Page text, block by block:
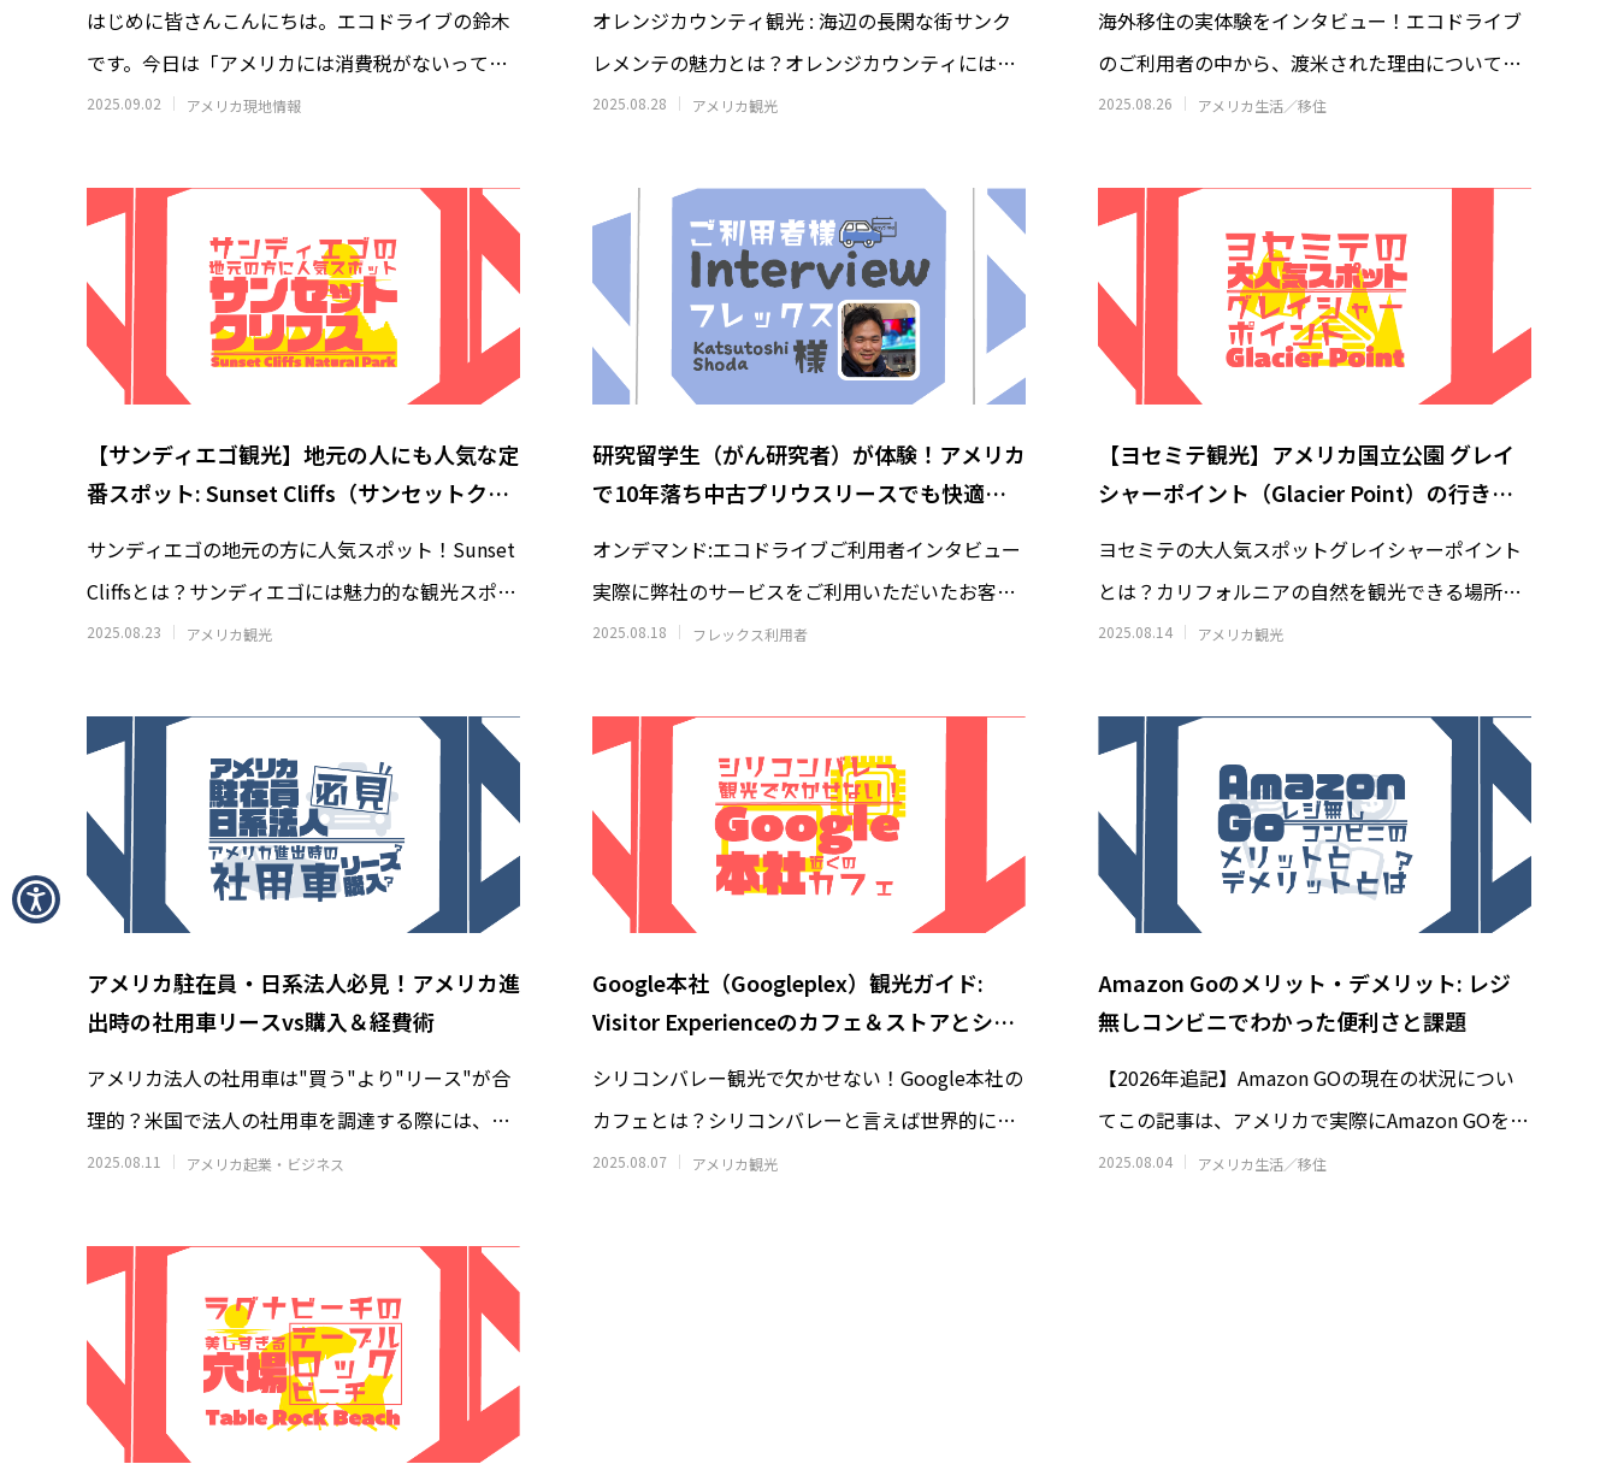
日清カップヌードルはなぜ世界で売れる
のか｜アラスカで見た日清食品の世界展
開のすごさ
アラスカのオーロラツアー体験記: −15℃
の雪山で食べた日本食 日清カップヌー
ドルに感動した理由
アメリカの寿司ビジネス最前線｜高級寿
司と回転寿司の間を取る？寿司ロボット
×急速冷凍で”安くてうまい寿司屋”へ
海外から見る東京の魅力と日本人の国民
性: 清潔・安全・利便性の理由
【コロナド観光】Trident Coffeeへ｜
ュー・タップルーム
2026.08.08
ソルバング（Solvang）観光｜アンデル
2026.07.28
【Oceanside観光】オーシャンサイド
王道フィッシュ＆チップス
2026.07.20
【サンディエゴ観光】バルボアパーク
博物館・日本庭園・モデルコース
2026.07.12
はじめに皆さんこんにちは。エコドライブの鈴木
です。今日は「アメリカには消費税がないって本
当？」というテーマでお話しします。
2025.09.02 アメリカ現地情報
オレンジカウンティ観光 : 海辺の長閑な街サンク
レメンテの魅力とは？オレンジカウンティには美
しい長閑な街がたくさんありますよね！
2025.08.28 アメリカ観光
海外移住の実体験をインタビュー！エコドライブ
のご利用者の中から、渡米された理由についてイ
ンタビューを行いました。アメリカに駐在予
2025.08.26 アメリカ生活／移住
【サンディエゴ観光】地元の人にも人気な定
番スポット: Sunset Cliffs（サンセットクリ
サンディエゴの地元の方に人気スポット！Sunset
Cliffsとは？サンディエゴには魅力的な観光スポッ
トがたくさん存在します！
2025.08.23 アメリカ観光
研究留学生（がん研究者）が体験！アメリカ
で10年落ち中古プリウスリースでも快適に
オンデマンド:エコドライブご利用者インタビュー
実際に弊社のサービスをご利用いただいたお客様
から、体験談をご紹介します！インタビュ
2025.08.18 フレックス利用者
【ヨセミテ観光】アメリカ国立公園 グレイ
シャーポイント（Glacier Point）の行き
ヨセミテの大人気スポットグレイシャーポイント
とは？カリフォルニアの自然を観光できる場所と
して大人気のヨセミテ！中でも最も有名で人
2025.08.14 アメリカ観光
アメリカ駐在員・日系法人必見！アメリカ進
出時の社用車リースvs購入＆経費術
アメリカ法人の社用車は"買う"より"リース"が合
理的？米国で法人の社用車を調達する際には、日
本での常識が通用しません。時間・審査・費
2025.08.11 アメリカ起業・ビジネス
Google本社（Googleplex）観光ガイド:
Visitor Experienceのカフェ＆ストアとシリ
シリコンバレー観光で欠かせない！Google本社の
カフェとは？シリコンバレーと言えば世界的に有
名なテック企業などが集まる印象が強い場所で
2025.08.07 アメリカ観光
Amazon Goのメリット・デメリット: レジ
無しコンビニでわかった便利さと課題
【2026年追記】Amazon GOの現在の状況につい
てこの記事は、アメリカで実際にAmazon GOを利
用した当時の体験レ
2025.08.04 アメリカ生活／移住